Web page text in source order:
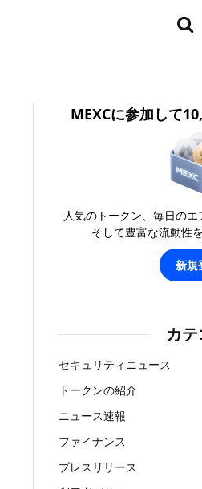
MEXCに参加して
人気のトークン、毎日のエ
そして豊富な流動性
新規
カテ
セキュリティニュース
トークンの紹介
ニュース速報
ファイナンス
プレスリリース